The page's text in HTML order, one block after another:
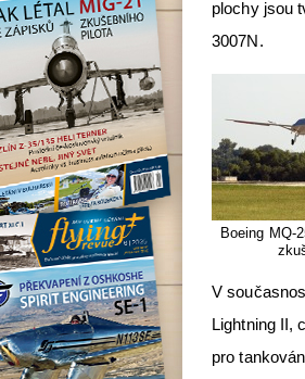
plochy jsou
3007N.
Boeing MQ-
V
Lightning II,
pro